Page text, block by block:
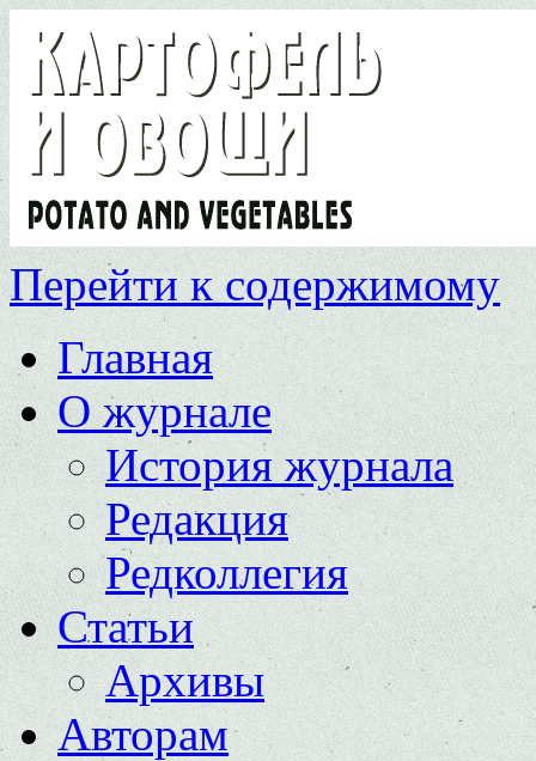
Перейти к содержимому
Главная
О журнале
История журнала
Редакция
Редколлегия
Статьи
Архивы
Авторам